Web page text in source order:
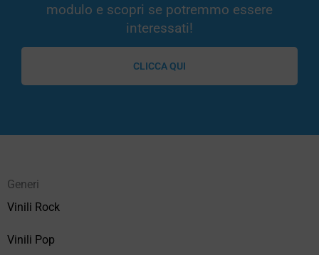
modulo e scopri se potremmo essere
interessati!
CLICCA QUI
Generi
Vinili Rock
Vinili Pop